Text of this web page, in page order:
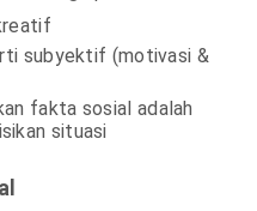
subyektif (motivasi &
fakta sosial adalah
situasi